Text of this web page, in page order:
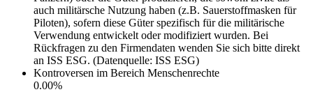
auch militärsche Nutzung haben (z.B. Sauerstoffmasken für
Piloten), sofern diese Güter spezifisch für die militärische
Verwendung entwickelt oder modifiziert wurden. Bei
Rückfragen zu den Firmendaten wenden Sie sich bitte direkt
an ISS ESG. (Datenquelle: ISS ESG)
Kontroversen im Bereich Menschenrechte
0.00%